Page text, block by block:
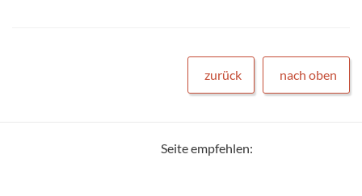
zurück nach oben
Seite empfehlen: